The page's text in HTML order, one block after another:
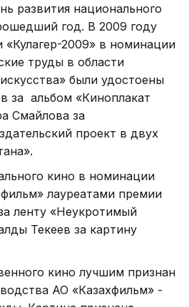
развития национального
год. В 2009 году
2009» в номинации
труды в области
были удостоены
за альбом «Киноплакат
Смайлова за
проект в двух
кино в номинации
лауреатами премии
ленту «Неукротимый
Текеев за картину
кино лучшим признан
АО «Казахфильм» -